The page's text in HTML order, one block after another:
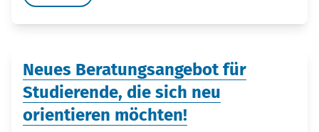
Neues Beratungsangebot für
Studierende, die sich neu
orientieren möchten!